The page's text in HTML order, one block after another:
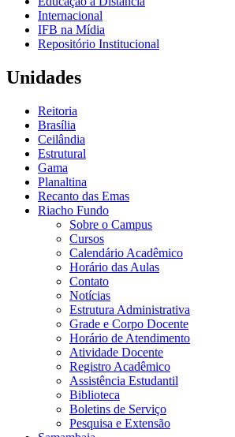
Internacional
IFB na Mídia
Repositório Institucional
Unidades
Reitoria
Brasília
Ceilândia
Estrutural
Gama
Planaltina
Recanto das Emas
Riacho Fundo
Sobre o Campus
Cursos
Calendário Acadêmico
Horário das Aulas
Contato
Notícias
Estrutura Administrativa
Grade e Corpo Docente
Horário de Atendimento
Atividade Docente
Registro Acadêmico
Assistência Estudantil
Biblioteca
Boletins de Serviço
Pesquisa e Extensão